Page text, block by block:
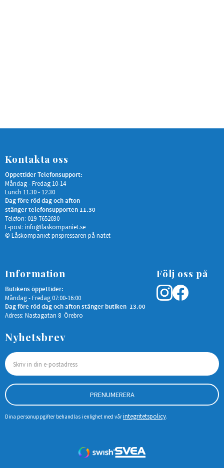
Kontakta oss
Öppettider Telefonsupport:
Måndag - Fredag 10-14
Lunch 11.30 - 12.30
Dag före röd dag och afton
stänger telefonsupporten 11.30
Telefon: 019-7652030
E-post: info@laskompaniet.se
© Låskompaniet prispressaren på nätet
Information
Butikens öppettider:
Måndag - Fredag 07:00-16:00
Dag före röd dag och afton stänger butiken 13.00
Adress: Nastagatan 8 Örebro
Följ oss på
Nyhetsbrev
PRENUMERERA
Dina personuppgifter behandlas i enlighet med vårintegritetspolicy.